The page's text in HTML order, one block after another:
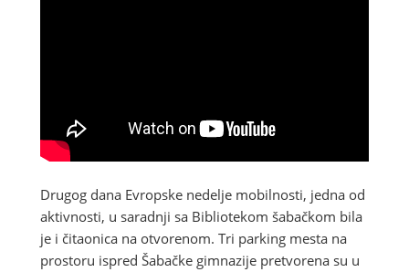
Drugog dana Evropske nedelje mobilnosti, jedna od
aktivnosti, u saradnji sa Bibliotekom šabačkom bila
je i čitaonica na otvorenom. Tri parking mesta na
prostoru ispred Šabačke gimnazije pretvorena su u